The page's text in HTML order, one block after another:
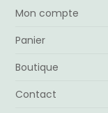
Mon compte
Panier
Boutique
Contact